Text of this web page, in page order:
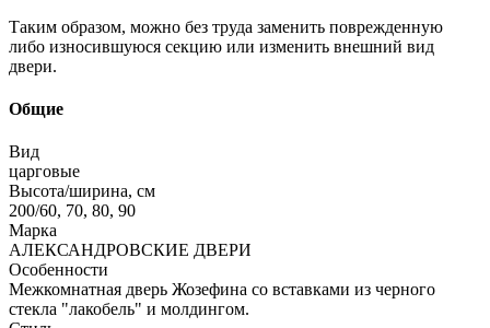
Таким образом, можно без труда заменить поврежденную
либо износившуюся секцию или изменить внешний вид
двери.
Общие
Вид
царговые
Высота/ширина, см
200/60, 70, 80, 90
Марка
АЛЕКСАНДРОВСКИЕ ДВЕРИ
Особенности
Межкомнатная дверь Жозефина со вставками из черного
стекла "лакобель" и молдингом.